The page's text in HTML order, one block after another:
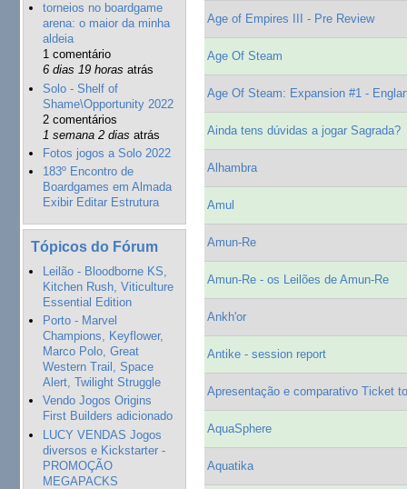
torneios no boardgame
arena: o maior da minha
aldeia
1 comentário
6 dias 19 horas atrás
Solo - Shelf of
Shame\Opportunity 2022
2 comentários
1 semana 2 dias atrás
Fotos jogos a Solo 2022
183º Encontro de
Boardgames em Almada
Exibir Editar Estrutura
Tópicos do Fórum
Leilão - Bloodborne KS,
Kitchen Rush, Viticulture
Essential Edition
Porto - Marvel
Champions, Keyflower,
Marco Polo, Great
Western Trail, Space
Alert, Twilight Struggle
Vendo Jogos Origins
First Builders adicionado
LUCY VENDAS Jogos
diversos e Kickstarter -
PROMOÇÃO
MEGAPACKS
Age of Empires III - Pre Review
Age Of Steam
Age Of Steam: Expansion #1 -
Ainda tens dúvidas a jogar Sagrada?
Alhambra
Amul
Amun-Re
Amun-Re - os Leilões de Amun-Re
Ankh'or
Antike - session report
Apresentação e comparativo Ticket
AquaSphere
Aquatika